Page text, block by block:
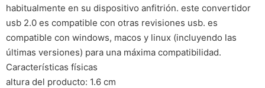
habitualmente en su dispositivo anfitrión. este convertidor
usb 2.0 es compatible con otras revisiones usb. es
compatible con windows, macos y linux (incluyendo las
últimas versiones) para una máxima compatibilidad.
Características físicas
altura del producto: 1.6 cm